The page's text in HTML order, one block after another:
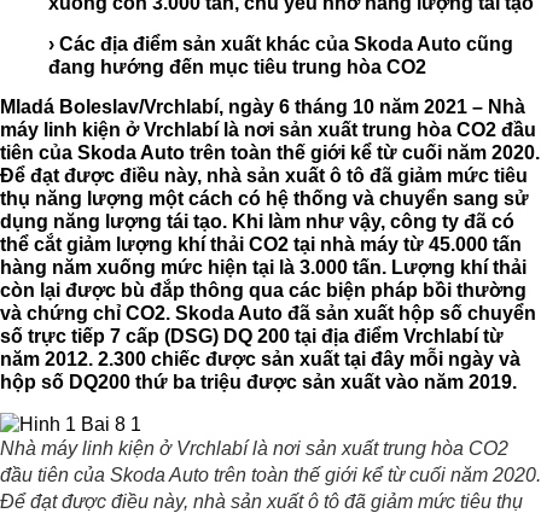
› Các địa điểm sản xuất khác của Skoda Auto cũng
đang hướng đến mục tiêu trung hòa CO2
Mladá Boleslav/Vrchlabí, ngày 6 tháng 10 năm 2021 – Nhà
máy linh kiện ở Vrchlabí là nơi sản xuất trung hòa CO2 đầu
tiên của Skoda Auto trên toàn thế giới kể từ cuối năm 2020.
Để đạt được điều này, nhà sản xuất ô tô đã giảm mức tiêu
thụ năng lượng một cách có hệ thống và chuyển sang sử
dụng năng lượng tái tạo. Khi làm như vậy, công ty đã có
thể cắt giảm lượng khí thải CO2 tại nhà máy từ 45.000 tấn
hàng năm xuống mức hiện tại là 3.000 tấn. Lượng khí thải
còn lại được bù đắp thông qua các biện pháp bồi thường
và chứng chỉ CO2. Skoda Auto đã sản xuất hộp số chuyển
số trực tiếp 7 cấp (DSG) DQ 200 tại địa điểm Vrchlabí từ
năm 2012. 2.300 chiếc được sản xuất tại đây mỗi ngày và
hộp số DQ200 thứ ba triệu được sản xuất vào năm 2019.
Nhà máy linh kiện ở Vrchlabí là nơi sản xuất trung hòa CO2
đầu tiên của Skoda Auto trên toàn thế giới kể từ cuối năm 2020.
Để đạt được điều này, nhà sản xuất ô tô đã giảm mức tiêu thụ